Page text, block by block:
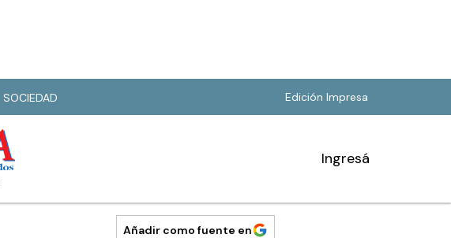
SOCIEDAD Edición Impresa
Ingresá
Añadir como fuente en